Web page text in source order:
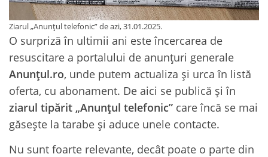
Ziarul „Anunțul telefonic” de azi, 31.01.2025.
O surpriză în ultimii ani este încercarea de
resuscitare a portalului de anunțuri generale
Anunțul.ro, unde putem actualiza și urca în listă
oferta, cu abonament. De aici se publică și în
ziarul tipărit „Anunțul telefonic” care încă se mai
găsește la tarabe și aduce unele contacte.
Nu sunt foarte relevante, decât poate o parte din